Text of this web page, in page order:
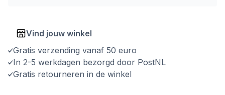
Vind jouw winkel
Gratis verzending vanaf 50 euro
In 2-5 werkdagen bezorgd door PostNL
Gratis retourneren in de winkel